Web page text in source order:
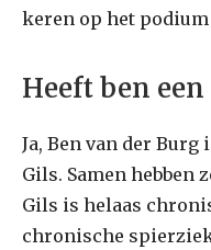
keren op het
Heeft ben
Ja, Ben van der
Gils. Samen hebben
Gils is helaas
chronische